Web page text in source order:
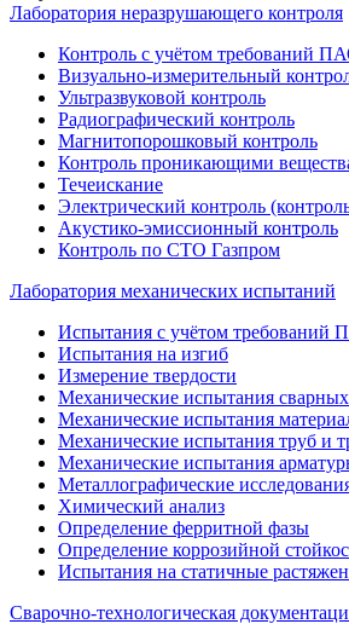
Лаборатория неразрушающего контроля
Контроль с учётом требований
Визуально-измерительный
Ультразвуковой контроль
Радиографический контроль
Магнитопорошковый контроль
Контроль проникающими
Течеискание
Электрический контроль
Акустико-эмиссионный контроль
Контроль по СТО Газпром
Лаборатория механических испытаний
Испытания с учётом требований
Испытания на изгиб
Измерение твердости
Механические испытания
Механические испытания
Механические испытания труб и
Механические испытания
Металлографические
Химический анализ
Определение ферритной фазы
Определение коррозийной
Испытания на статичные
Сварочно-технологическая